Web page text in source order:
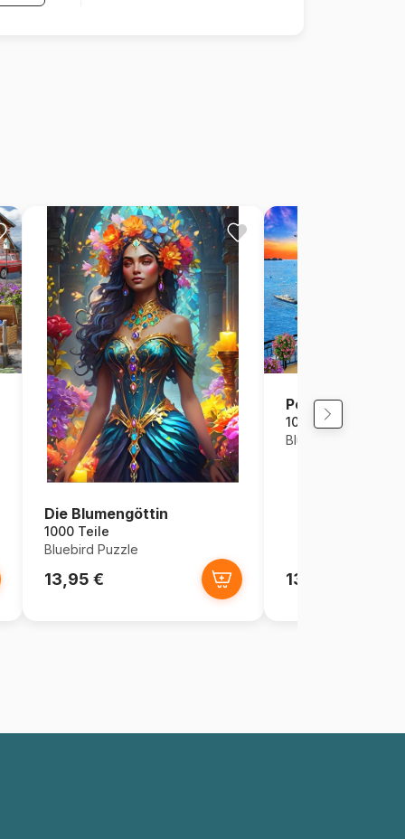
Die Blumengöttin
1000 Teile
Bluebird Puzzle
13,95 €
Positano Italy
1000 Teile
Bluebird Puzzle
13,95 €